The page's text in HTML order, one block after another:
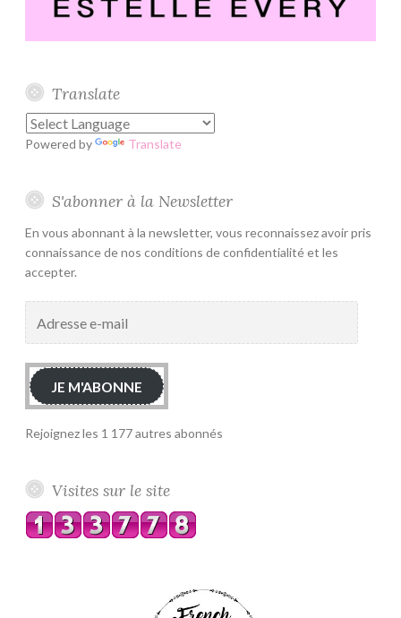
Translate
Powered by Translate
S'abonner à la Newsletter
En vous abonnant à la newsletter, vous reconnaissez avoir pris
connaissance de nos conditions de confidentialité et les
accepter.
JE M'ABONNE
Rejoignez les 1 177 autres abonnés
Visites sur le site